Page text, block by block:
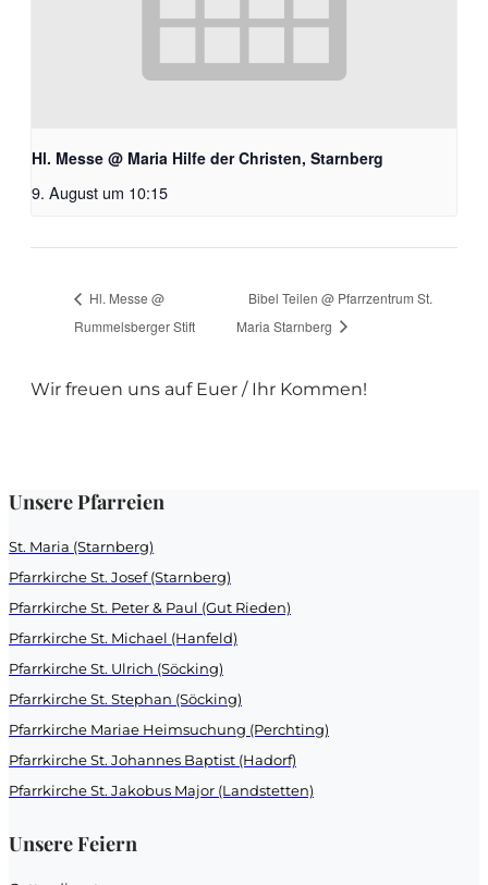
Hl. Messe @ Maria Hilfe der Christen, Starnberg
9. August um 10:15
Hl. Messe @
Rummelsberger Stift
Bibel Teilen @ Pfarrzentrum St.
Maria Starnberg
Wir freuen uns auf Euer / Ihr Kommen!
Unsere Pfarreien
St. Maria (Starnberg)
Pfarrkirche St. Josef (Starnberg)
Pfarrkirche St. Peter & Paul (Gut Rieden)
Pfarrkirche St. Michael (Hanfeld)
Pfarrkirche St. Ulrich (Söcking)
Pfarrkirche St. Stephan (Söcking)
Pfarrkirche Mariae Heimsuchung (Perchting)
Pfarrkirche St. Johannes Baptist (Hadorf)
Pfarrkirche St. Jakobus Major (Landstetten)
Unsere Feiern